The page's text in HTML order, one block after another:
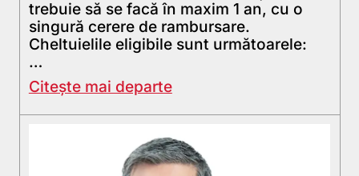
trebuie să se facă în maxim 1 an, cu o
singură cerere de rambursare.
Cheltuielile eligibile sunt următoarele:
…
Citește mai departe